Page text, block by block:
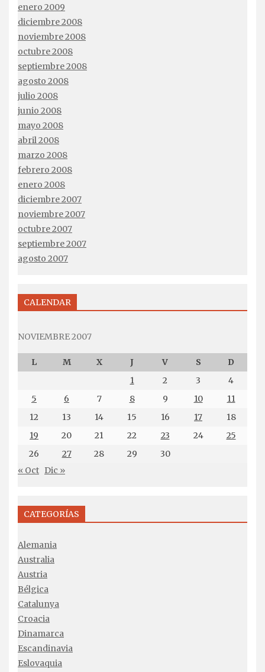
enero 2009
diciembre 2008
noviembre 2008
octubre 2008
septiembre 2008
agosto 2008
julio 2008
junio 2008
mayo 2008
abril 2008
marzo 2008
febrero 2008
enero 2008
diciembre 2007
noviembre 2007
octubre 2007
septiembre 2007
agosto 2007
CALENDAR
NOVIEMBRE 2007
L M X J V S
D
1
2 3
4
5
6 7 8 9 10
11
12
13 14 15 16 17
18
19
20 21 22 23 24
25
26
27 28 29
30
« Oct Dic »
CATEGORÍAS
Alemania
Australia
Austria
Bélgica
Catalunya
Croacia
Dinamarca
Escandinavia
Eslovaquia